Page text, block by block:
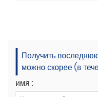
Получить
можно скорее (в
имя :